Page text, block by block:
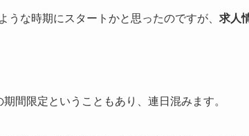
うな時期にスタートかと思ったのですが、 求人
期間限定ということもあり、連日混みます。